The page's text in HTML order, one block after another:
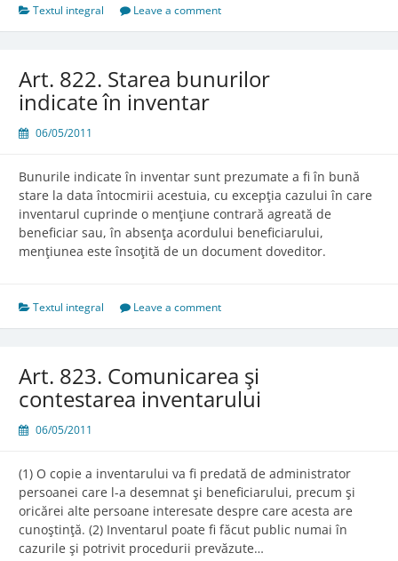
de
uz
Textul integral Leave a comment
Art. 822. Starea bunurilor
indicate în inventar
06/05/2011
Bunurile indicate în inventar sunt prezumate a fi în bună
stare la data întocmirii acestuia, cu excepţia cazului în care
inventarul cuprinde o menţiune contrară agreată de
beneficiar sau, în absenţa acordului beneficiarului,
menţiunea este însoţită de un document doveditor.
Textul integral Leave a comment
Art. 823. Comunicarea şi
contestarea inventarului
06/05/2011
(1) O copie a inventarului va fi predată de administrator
persoanei care l-a desemnat şi beneficiarului, precum şi
oricărei alte persoane interesate despre care acesta are
cunoştinţă. (2) Inventarul poate fi făcut public numai în
cazurile şi potrivit procedurii prevăzute…